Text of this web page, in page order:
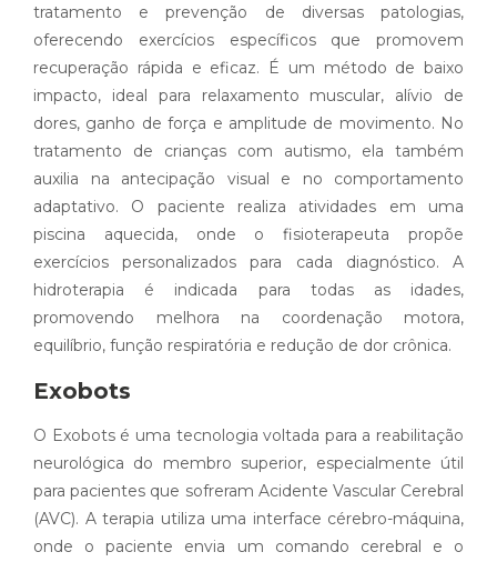
tratamento e prevenção de diversas patologias,
oferecendo exercícios específicos que promovem
recuperação rápida e eficaz. É um método de baixo
impacto, ideal para relaxamento muscular, alívio de
dores, ganho de força e amplitude de movimento. No
tratamento de crianças com autismo, ela também
auxilia na antecipação visual e no comportamento
adaptativo. O paciente realiza atividades em uma
piscina aquecida, onde o fisioterapeuta propõe
exercícios personalizados para cada diagnóstico. A
hidroterapia é indicada para todas as idades,
promovendo melhora na coordenação motora,
equilíbrio, função respiratória e redução de dor crônica.
Exobots
O Exobots é uma tecnologia voltada para a reabilitação
neurológica do membro superior, especialmente útil
para pacientes que sofreram Acidente Vascular Cerebral
(AVC). A terapia utiliza uma interface cérebro-máquina,
onde o paciente envia um comando cerebral e o